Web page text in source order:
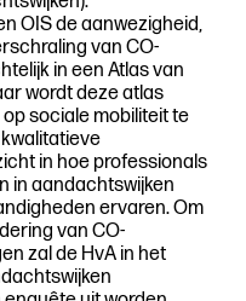
OIS de aanwezigheid,
van CO-
in een Atlas van
wordt deze atlas
sociale mobiliteit te
in hoe professionals
in aandachtswijken
ervaren. Om
van CO-
zal de HvA in het